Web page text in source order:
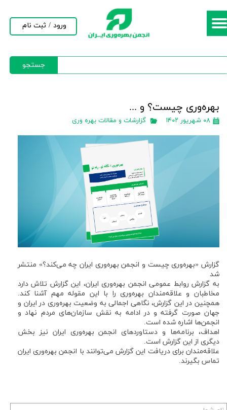
جستجو
ورود / ثبت نام
حساب کاربری من
بهره‌وری چیست؟ و ...
۰۸ شهریور ۱۴۰۲ گزارشات و مقالات بهره وری
گزارش «بهره‌وری چیست و انجمن بهره‌وری ایران چه‌ می‌کند؟» منتشر
شد
به گزارش روابط عمومی انجمن بهره‌وری ایران، این گزارش تلاش دارد
مخاطبان و علاقه‌مندان بهره‌وری را با این مقوله مهم آشنا کند.
همچنین در این گزارش، نگاهی اجمالی به وضعیت بهره‌وری در ایران و
جهان صورت گرفته و در ادامه به نقش سازمان‌های مردم نهاد و
انجمن‌ها اشاره شده است.
اهداف، برنامه‌ها و دستاوردهای انجمن بهره‌وری ایران نیز بخش
دیگری از این گزارش است.
علاقه‌مندان برای دریافت این گزارش می‌توانند با انجمن بهره‌وری ایران
تماس بگیرند.